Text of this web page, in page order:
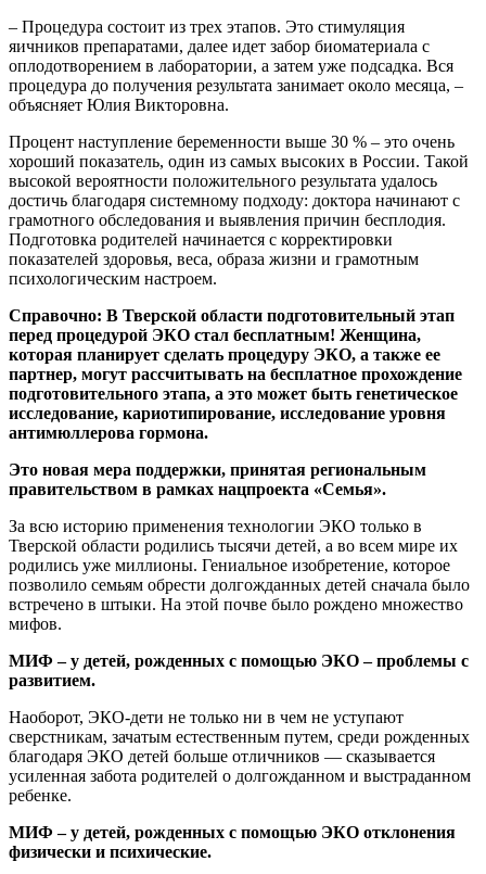
– Процедура состоит из трех этапов. Это стимуляция
яичников препаратами, далее идет забор биоматериала с
оплодотворением в лаборатории, а затем уже подсадка. Вся
процедура до получения результата занимает около месяца, –
объясняет Юлия Викторовна.
Процент наступление беременности выше 30 % – это очень
хороший показатель, один из самых высоких в России. Такой
высокой вероятности положительного результата удалось
достичь благодаря системному подходу: доктора начинают с
грамотного обследования и выявления причин бесплодия.
Подготовка родителей начинается с корректировки
показателей здоровья, веса, образа жизни и грамотным
психологическим настроем.
Справочно: В Тверской области подготовительный этап
перед процедурой ЭКО стал бесплатным! Женщина,
которая планирует сделать процедуру ЭКО, а также ее
партнер, могут рассчитывать на бесплатное прохождение
подготовительного этапа, а это может быть генетическое
исследование, кариотипирование, исследование уровня
антимюллерова гормона.
Это новая мера поддержки, принятая региональным
правительством в рамках нацпроекта «Семья».
За всю историю применения технологии ЭКО только в
Тверской области родились тысячи детей, а во всем мире их
родились уже миллионы. Гениальное изобретение, которое
позволило семьям обрести долгожданных детей сначала было
встречено в штыки. На этой почве было рождено множество
мифов.
МИФ – у детей, рожденных с помощью ЭКО – проблемы с
развитием.
Наоборот, ЭКО-дети не только ни в чем не уступают
сверстникам, зачатым естественным путем, среди рожденных
благодаря ЭКО детей больше отличников — сказывается
усиленная забота родителей о долгожданном и выстраданном
ребенке.
МИФ – у детей, рожденных с помощью ЭКО отклонения
физически и психические.